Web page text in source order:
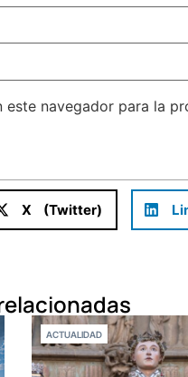
navegador para la
X (Twitter)
ACTUALIDAD